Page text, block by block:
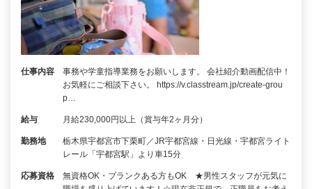
仕事内容
事務や学童指導業務をお願いします。 会社紹介動画配信中！
お気軽にご相談下さい。 https://v.classtream.jp/create-grou
p…
給与 月給230,000円以上（賞与年2ヶ月分）
勤務地
栃木県宇都宮市下栗町／JR宇都宮線・日光線・宇都宮ライト
レール「宇都宮駅」より車15分
応募資格
無資格OK・ブランクある方もOK ★男性スタッフが元気に